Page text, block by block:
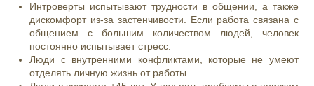
Интроверты испытывают трудности в общении, а также
дискомфорт из-за застенчивости. Если работа связана с
общением с большим количеством людей, человек
постоянно испытывает стресс.
Люди с внутренними конфликтами, которые не умеют
отделять личную жизнь от работы.